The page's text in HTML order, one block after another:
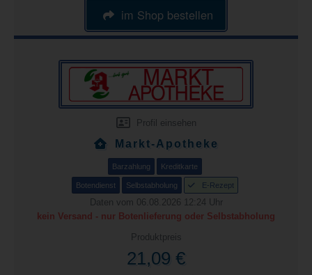
im Shop bestellen
Profil einsehen
Markt-Apotheke
Barzahlung Kreditkarte
Botendienst Selbstabholung E-Rezept
Daten vom 06.08.2026 12:24 Uhr
kein Versand - nur Botenlieferung oder Selbstabholung
Produktpreis
21,09 €